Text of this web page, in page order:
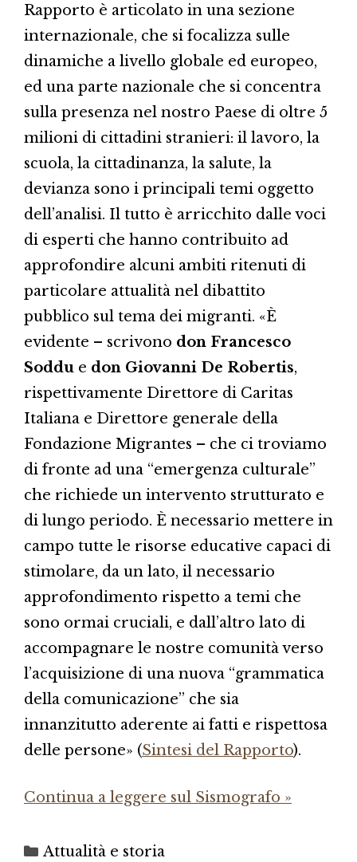
Rapporto è articolato in una sezione
internazionale, che si focalizza sulle
dinamiche a livello globale ed europeo,
ed una parte nazionale che si concentra
sulla presenza nel nostro Paese di oltre 5
milioni di cittadini stranieri: il lavoro, la
scuola, la cittadinanza, la salute, la
devianza sono i principali temi oggetto
dell’analisi. Il tutto è arricchito dalle voci
di esperti che hanno contribuito ad
approfondire alcuni ambiti ritenuti di
particolare attualità nel dibattito
pubblico sul tema dei migranti. «È
evidente – scrivono don Francesco
Soddu e don Giovanni De Robertis,
rispettivamente Direttore di Caritas
Italiana e Direttore generale della
Fondazione Migrantes – che ci troviamo
di fronte ad una “emergenza culturale”
che richiede un intervento strutturato e
di lungo periodo. È necessario mettere in
campo tutte le risorse educative capaci di
stimolare, da un lato, il necessario
approfondimento rispetto a temi che
sono ormai cruciali, e dall’altro lato di
accompagnare le nostre comunità verso
l’acquisizione di una nuova “grammatica
della comunicazione” che sia
innanzitutto aderente ai fatti e rispettosa
delle persone» (Sintesi del Rapporto).
Continua a leggere sul Sismografo »
Categorie
Attualità e storia